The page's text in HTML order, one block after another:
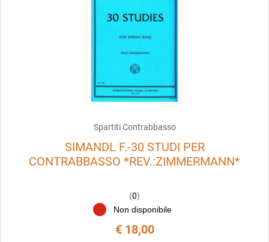
Spartiti Contrabbasso
SIMANDL F.-30 STUDI PER
CONTRABBASSO *REV.:ZIMMERMANN*
(0)
Non disponibile
€ 18,00